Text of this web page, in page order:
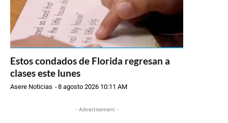
Estos condados de Florida regresan a
clases este lunes
Asere Noticias -8 agosto 2026 10:11 AM
- Advertisement -